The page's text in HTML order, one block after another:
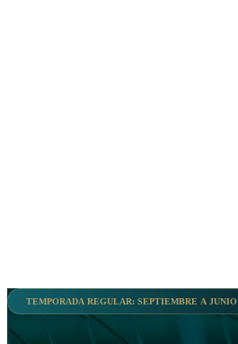
TEMPORADA REGULAR: SEPTIEMBRE A JUNIO